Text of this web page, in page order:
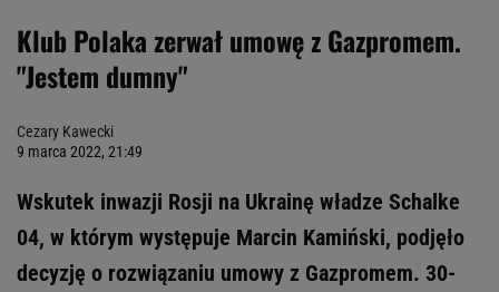
Klub Polaka zerwał umowę z Gazpromem.
"Jestem dumny"
Cezary Kawecki
9 marca 2022, 21:49
Wskutek inwazji Rosji na Ukrainę władze Schalke
04, w którym występuje Marcin Kamiński, podjęło
decyzję o rozwiązaniu umowy z Gazpromem. 30-